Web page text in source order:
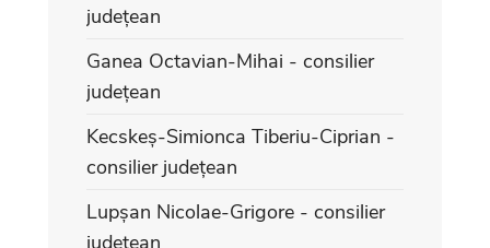
județean
Ganea Octavian-Mihai - consilier
județean
Kecskeș-Simionca Tiberiu-Ciprian -
consilier județean
Lupșan Nicolae-Grigore - consilier
județean